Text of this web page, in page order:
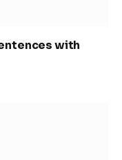
with